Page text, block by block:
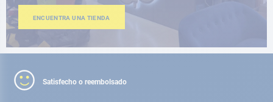
ENCUENTRA UNA TIENDA
Satisfecho o reembolsado